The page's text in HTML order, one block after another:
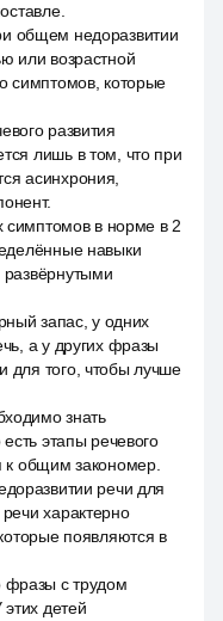
общем недоразвитии
или возрастной
симптомов, которые
развития
лишь в том, что при
асинхрония,
симптомов в норме в 2
навыки
запас, у одних
а у других фразы
для того, чтобы лучше
знать
этапы речевого
к общим закономер.
речи для
характерно
появляются в
фразы с трудом
этих детей